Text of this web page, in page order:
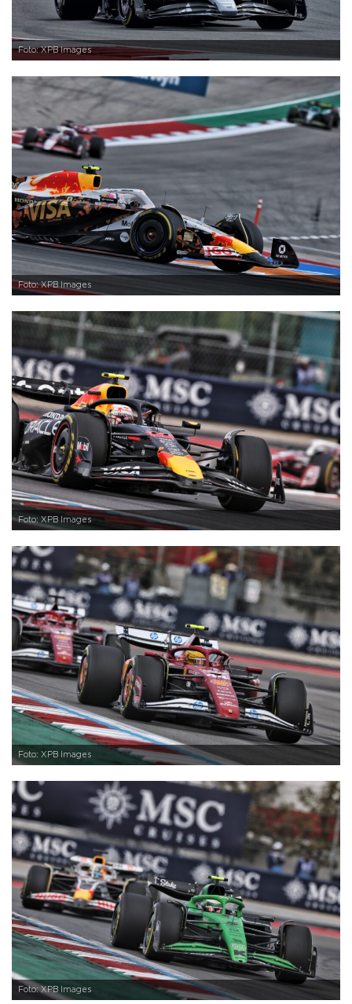
Foto: XPB Images
Foto: XPB Images
Foto: XPB Images
Foto: XPB Images
Foto: XPB Images